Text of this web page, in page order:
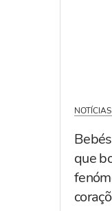
NOTÍCIAS
que